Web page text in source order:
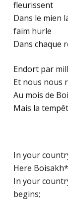
fleurissent
Dans le mien
faim hurle
Dans chaque
Endort par
Et nous nous
Au mois de
Mais la
In your
Here Boisakh*
In your
begins;